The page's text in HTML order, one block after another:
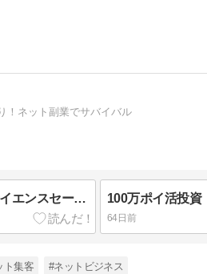
！ネット副業でサバイバル
岡哲也氏のOKAZAP（サイエンスセールスカレッジ）は全営業マンの必修科目？
64日前
ト集客 #ネットビジネス